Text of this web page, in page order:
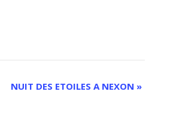
NUIT DES ETOILES A NEXON »